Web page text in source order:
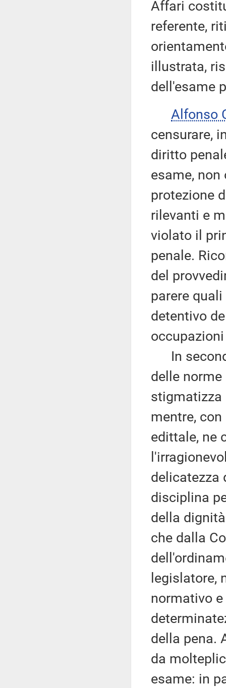
Affari
referente,
illustrata,
dell'esame
Alfonso
censurare,
diritto
esame,
protezione
rilevanti e
violato il
penale.
del
parere
detentivo
In
delle
stigmatizza
mentre,
edittale, ne
delicatezza
disciplina
della
che dalla
legislatore,
normativo
della pena.
da
esame: in